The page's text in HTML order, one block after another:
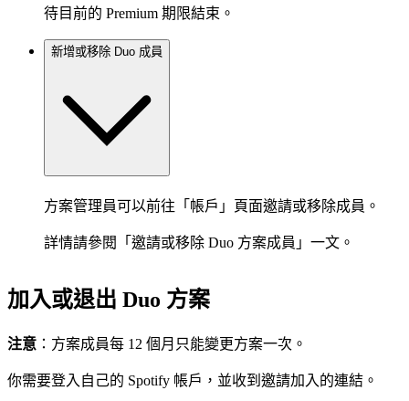
待目前的 Premium 期限結束。
新增或移除 Duo 成員
方案管理員可以前往「帳戶」頁面邀請或移除成員。
詳情請參閱「邀請或移除 Duo 方案成員」一文。
加入或退出 Duo 方案
注意 ：方案成員每 12 個月只能變更方案一次。
你需要登入自己的 Spotify 帳戶，並收到邀請加入的連結。